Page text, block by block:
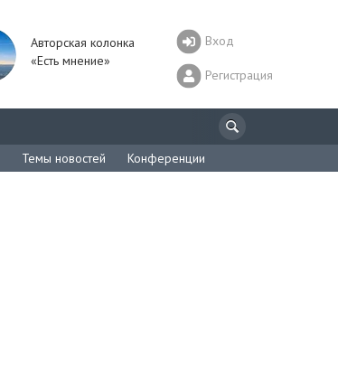
Авторская колонка
«Есть мнение»
Вход
Регистрация
Темы новостей Конференции